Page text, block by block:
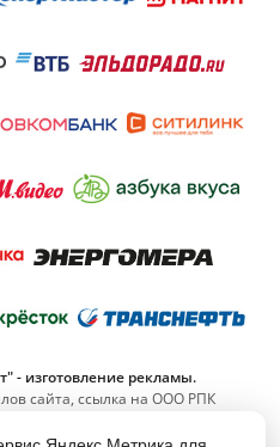
- изготовление рекламы.
сайта, ссылка на ООО РПК